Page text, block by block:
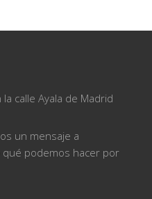
calle Ayala de Madrid
un mensaje a
qué podemos hacer por